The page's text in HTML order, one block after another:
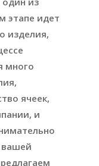
этапе идет
изделия,
много
ячеек,
и
вашей